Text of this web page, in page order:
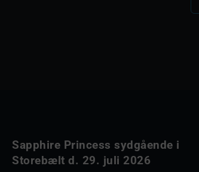
Sapphire Princess sydgående i
Storebælt d. 29. juli 2026